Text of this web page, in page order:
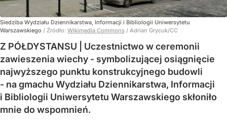
Siedziba Wydziału Dziennikarstwa, Informacji i Bibliologii Uniwersytetu
Warszawskiego / Źródło: Wikimedia Commons / Adrian Grycuk/CC
Z PÓŁDYSTANSU | Uczestnictwo w ceremonii
zawieszenia wiechy - symbolizującej osiągnięcie
najwyższego punktu konstrukcyjnego budowli
- na gmachu Wydziału Dziennikarstwa, Informacji
i Bibliologii Uniwersytetu Warszawskiego skłoniło
mnie do wspomnień.